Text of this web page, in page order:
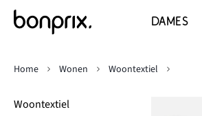
DAMES
Woontextiel
Home Wonen Woontextiel